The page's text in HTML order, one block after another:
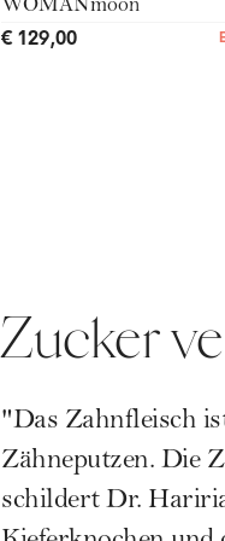
WOMANmoon
€ 129,00
Zucker
"Das Zahnfleisch
Zähneputzen. Die
schildert Dr.